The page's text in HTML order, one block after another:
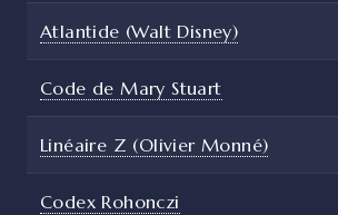
Atlantide (Walt Disney)
Code de Mary Stuart
Linéaire Z (Olivier Monné)
Codex Rohonczi